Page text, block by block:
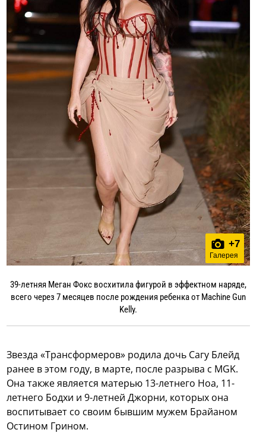
+7
Галерея
39-летняя Меган Фокс восхитила фигурой в эффектном наряде,
всего через 7 месяцев после рождения ребенка от Machine Gun
Kelly.
Звезда «Трансформеров» родила дочь Сагу Блейд
ранее в этом году, в марте, после разрыва с MGK.
Она также является матерью 13-летнего Ноа, 11-
летнего Бодхи и 9-летней Джорни, которых она
воспитывает со своим бывшим мужем Брайаном
Остином Грином.